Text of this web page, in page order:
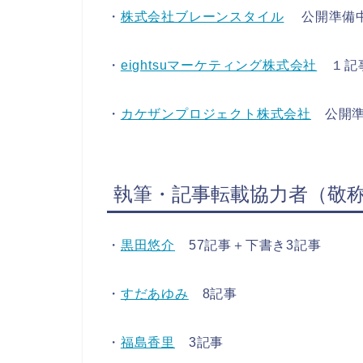
・ 株式会社ブレーンスタイル 公開準備
・ eightsuマーケティング株式会社 １記
・ カケザンプロジェクト株式会社 公開
執筆・記事転載協力者（敬称
・ 黒田悠介 57記事＋下書き3記事
・ すだあゆみ 8記事
・ 福島香里 3記事